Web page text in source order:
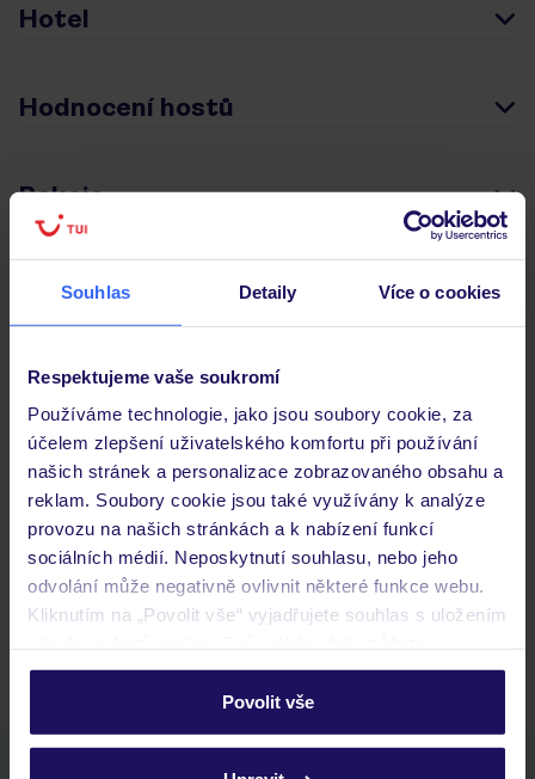
Souhlas Detaily Více o cookies
Respektujeme vaše soukromí
Používáme technologie, jako jsou soubory cookie, za
účelem zlepšení uživatelského komfortu při používání
našich stránek a personalizace zobrazovaného obsahu a
reklam. Soubory cookie jsou také využívány k analýze
provozu na našich stránkách a k nabízení funkcí
sociálních médií. Neposkytnutí souhlasu, nebo jeho
odvolání může negativně ovlivnit některé funkce webu.
Kliknutím na „Povolit vše“ vyjadřujete souhlas s uložením
personalizovat v sekci „Personalizace“.
Podrobné informace o souborech cookie naleznete v
Povolit vše
Hotel
Hodnocení hostů
Pokoje
Stravování
Důležité informace
Často kladené otázky
Jaké doklady jsou potřebné při cestování?
Kam jít po přistání a vyzvednutí zavazadel?
Zobrazit další
Stáhněte si bezplatnou aplikaci TUI